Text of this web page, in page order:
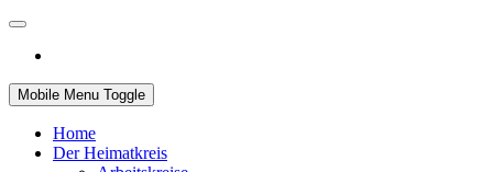
Mobile Menu Toggle
Home
Der Heimatkreis